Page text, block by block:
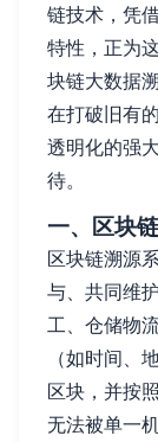
链技术，凭
特性，正为
块链大数据
在打破旧有
透明化的强
待。
一、区块
区块链溯源
与、共同维
工、仓储物
（如时间、
区块，并按
无法被单一